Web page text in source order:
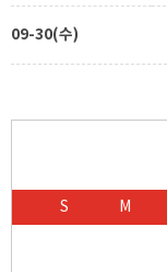
09-30(수)
S M